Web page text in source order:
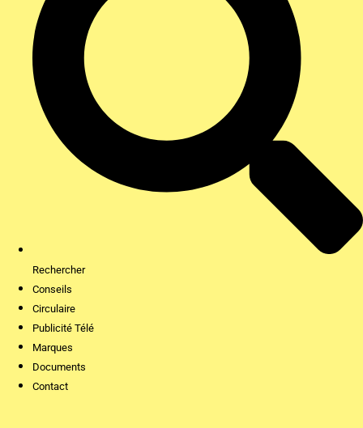
Rechercher
Conseils
Circulaire
Publicité Télé
Marques
Documents
Contact